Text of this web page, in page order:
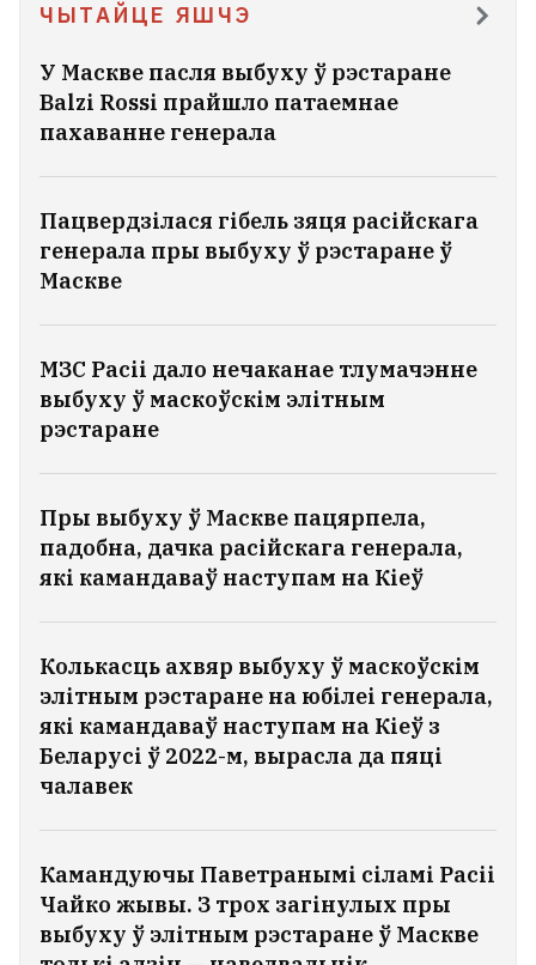
ЧЫТАЙЦЕ ЯШЧЭ
У Маскве пасля выбуху ў рэстаране
Balzi Rossi прайшло патаемнае
пахаванне генерала
Пацвердзілася гібель зяця расійскага
генерала пры выбуху ў рэстаране ў
Маскве
МЗС Расіі дало нечаканае тлумачэнне
выбуху ў маскоўскім элітным
рэстаране
Пры выбуху ў Маскве пацярпела,
падобна, дачка расійскага генерала,
які камандаваў наступам на Кіеў
Колькасць ахвяр выбуху ў маскоўскім
элітным рэстаране на юбілеі генерала,
які камандаваў наступам на Кіеў з
Беларусі ў 2022-м, вырасла да пяці
чалавек
Камандуючы Паветранымі сіламі Расіі
Чайко жывы. З трох загінулых пры
выбуху ў элітным рэстаране ў Маскве